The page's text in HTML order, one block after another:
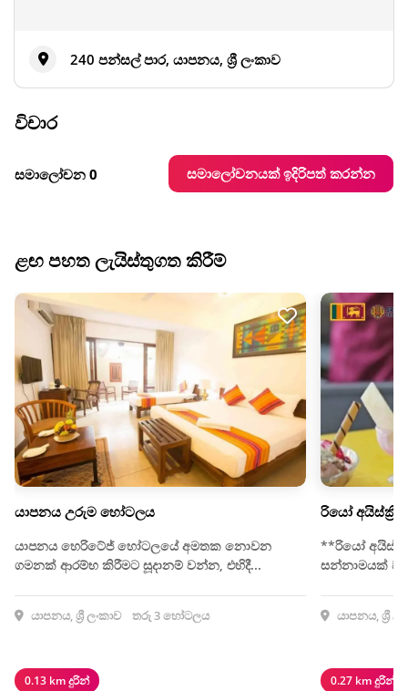
240 පන්සල් පාර, යාපනය, ශ්‍රී ලංකාව
විචාර
සමාලෝචන 0 සමාලෝචනයක් ඉදිරිපත් කරන්න
ළඟ පහත ලැයිස්තුගත කිරීම්
යාපනය උරුම හෝටලය
යාපනය හෙරිටේජ් හෝටලයේ අමතක නොවන
ගමනක් ආරම්භ කිරීමට සූදානම් වන්න, එහිදී...
යාපනය, ශ්‍රී ලංකාව තරු 3 හෝටලය
0.13 km දුරින්
රියෝ අයිස්ක්‍රීම්
**රියෝ
සන්නාමයක්
යාපනය, ශ්‍රී
0.27 km දුරින්